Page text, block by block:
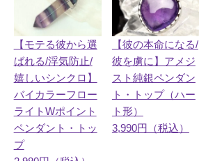
【モテる彼から選
ばれる/浮気防止/
嬉しいシンクロ】
バイカラーフロー
ライトWポイント
ペンダント・トッ
プ
【彼の本命になる/
彼を虜に】アメジ
スト純銀ペンダン
ト・トップ（ハー
ト形）
3,990円（税込）